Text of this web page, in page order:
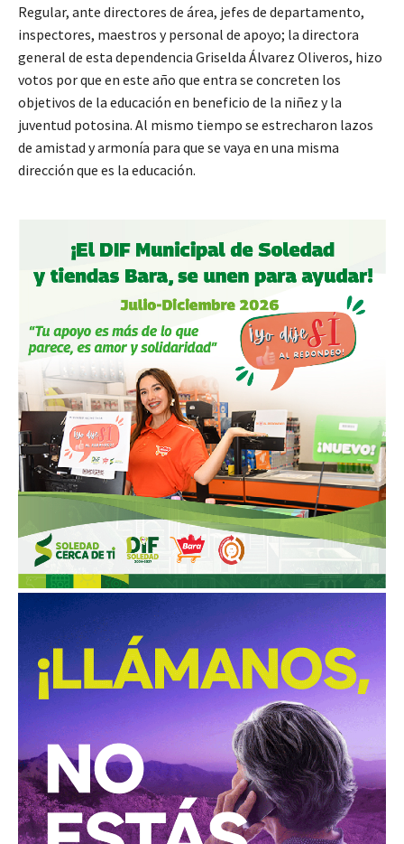
Regular, ante directores de área, jefes de departamento,
inspectores, maestros y personal de apoyo; la directora
general de esta dependencia Griselda Álvarez Oliveros, hizo
votos por que en este año que entra se concreten los
objetivos de la educación en beneficio de la niñez y la
juventud potosina. Al mismo tiempo se estrecharon lazos
de amistad y armonía para que se vaya en una misma
dirección que es la educación.